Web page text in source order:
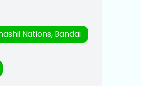
Nations, Bandai